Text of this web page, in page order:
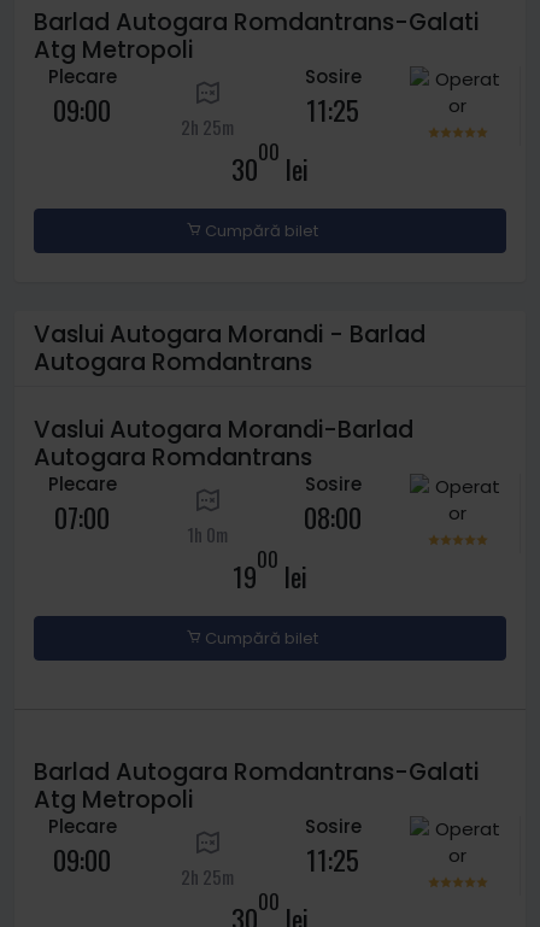
Barlad Autogara Romdantrans-Galati
Atg Metropoli
Plecare
09:00 2h 25m
Sosire
11:25
3000 lei
Cumpără bilet
Vaslui Autogara Morandi - Barlad
Autogara Romdantrans
Vaslui Autogara Morandi-Barlad
Autogara Romdantrans
Plecare
07:00 1h 0m
Sosire
08:00
1900 lei
Cumpără bilet
Barlad Autogara Romdantrans-Galati
Atg Metropoli
Plecare
09:00 2h 25m
Sosire
11:25
3000 lei